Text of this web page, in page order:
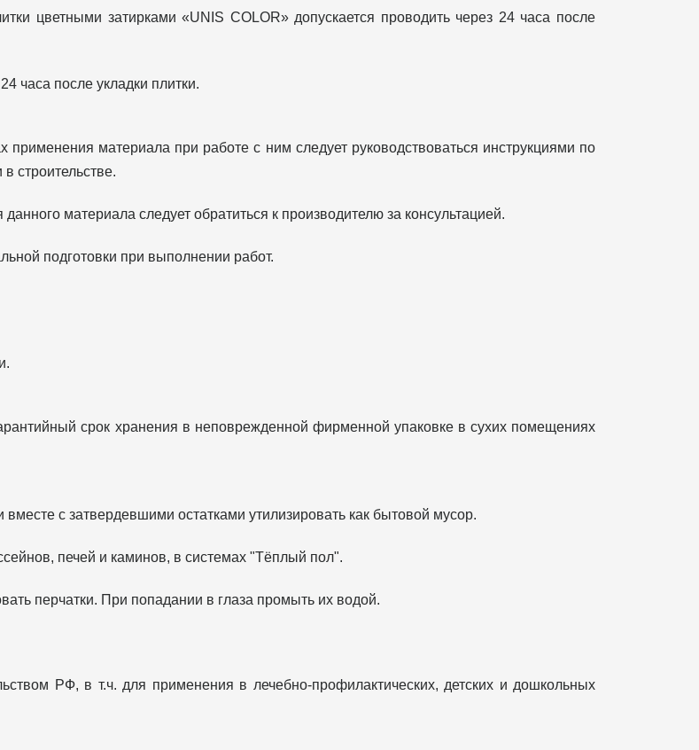
цветными затирками «UNIS COLOR» допускается проводить через 24 часа после
часа после укладки плитки.
материала при работе с ним следует руководствоваться инструкциями по
строительстве.
материала следует обратиться к производителю за консультацией.
подготовки при выполнении работ.
срок хранения в неповрежденной фирменной упаковке в сухих помещениях
с затвердевшими остатками утилизировать как бытовой мусор.
печей и каминов, в системах "Тёплый пол".
перчатки. При попадании в глаза промыть их водой.
РФ, в т.ч. для применения в лечебно-профилактических, детских и дошкольных